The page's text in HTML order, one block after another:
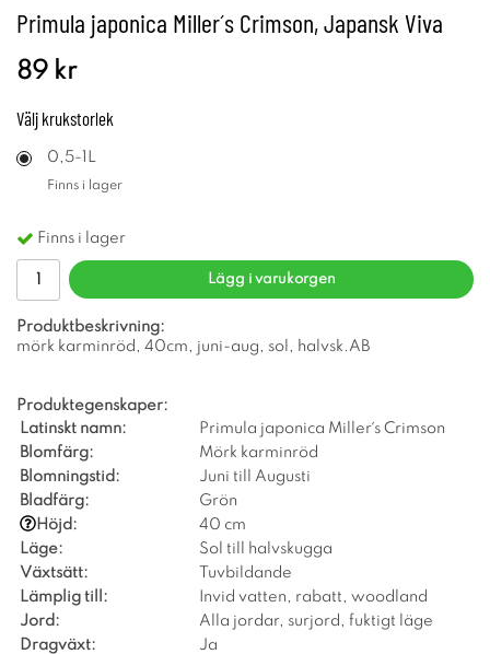
Primula japonica Miller´s Crimson, Japansk Viva
89 kr
Välj krukstorlek
0,5-1L
Finns i lager
Finns i lager
Lägg i varukorgen
Produktbeskrivning:
mörk karminröd, 40cm, juni-aug, sol, halvsk.AB
Produktegenskaper:
Latinskt namn:
Primula japonica Miller´s Crimson
Blomfärg:
Mörk karminröd
Blomningstid:
Juni till Augusti
Bladfärg:
Grön
Höjd:
40 cm
Läge:
Sol till halvskugga
Växtsätt:
Tuvbildande
Lämplig till:
Invid vatten, rabatt, woodland
Jord:
Alla jordar, surjord, fuktigt läge
Dragväxt:
Ja